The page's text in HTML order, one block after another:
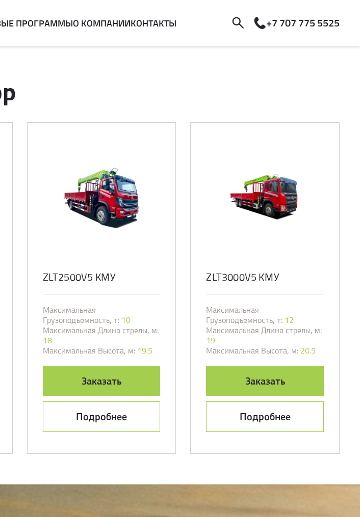
ПРОГРАММЫО КОМПАНИИКОНТАКТЫ +7 707 775 5525
ZLT2500V5 КМУ
Максимальная
Грузоподъемность, т: 10
Максимальная Длина стрелы, м:
18
Максимальная Высота, м: 19.5
Заказать
Подробнее
ZLT3000V5 КМУ
Максимальная
Грузоподъемность, т: 12
Максимальная Длина стрелы, м:
19
Максимальная Высота, м: 20.5
Заказать
Подробнее